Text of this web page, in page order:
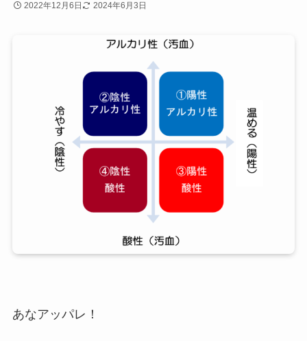
2022年12月6日 2024年6月3日
あなアッパレ！